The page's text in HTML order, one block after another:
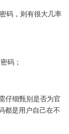
码，则有很大几率
码；
仔细甄别是否为官
都是用户自己在不